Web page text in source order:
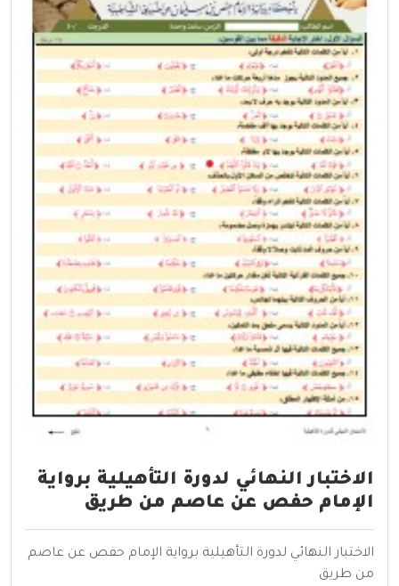
الاختبار النهائي لدورة التأهيلية برواية
الإمام حفص عن عاصم من طريق
الاختبار النهائي لدورة التأهيلية برواية الإمام حفص عن عاصم
من طريق